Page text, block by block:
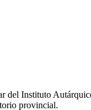
del Instituto
provincial.